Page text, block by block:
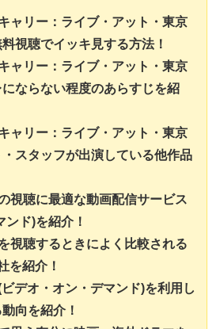
ャリー：ライブ・アット・東京
視聴でイッキ見する方法！
ャリー：ライブ・アット・東京
にならない程度のあらすじを紹
ャリー：ライブ・アット・東京
・スタッフが出演している他作品
視聴に最適な動画配信サービス
ド)を紹介！
視聴するときによく比較される
を紹介！
デオ・オン・デマンド)を利用し
向を紹介！